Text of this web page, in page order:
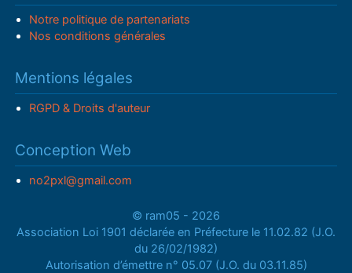
Notre politique de partenariats
Nos conditions générales
Mentions légales
RGPD & Droits d'auteur
Conception Web
no2pxl@gmail.com
© ram05 - 2026
Association Loi 1901 déclarée en Préfecture le 11.02.82 (J.O.
du 26/02/1982)
Autorisation d’émettre n° 05.07 (J.O. du 03.11.85)